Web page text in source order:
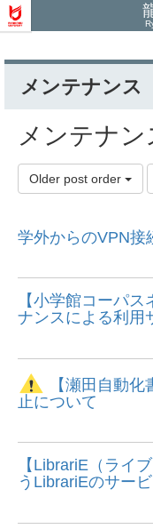
メンテナンス
メンテナン
Older post order
学外からのVPN接
【小学館コーパ
ナンスによる利用
【瀬田自動化
止について
【LibrariE（ライ
うLibrariEのサー